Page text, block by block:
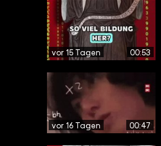
vor 15 Tagen 00:53
vor 16 Tagen 00:47